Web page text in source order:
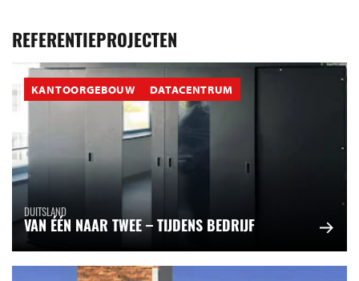
REFERENTIEPROJECTEN
KANTOORGEBOUW DATACENTRUM
DUITSLAND
VAN ÉÉN NAAR TWEE – TIJDENS BEDRIJF